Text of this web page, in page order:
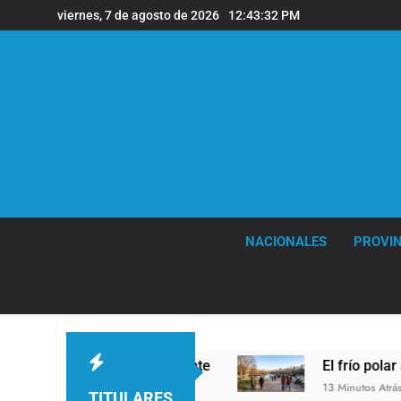
al
viernes, 7 de agosto de 2026 12:43:33 PM
NACIONALES
El frío polar se instala en
13 Minutos Atrás